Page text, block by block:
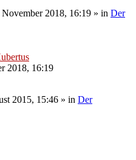
2018, 16:19 » in Der
2018, 16:19
2015, 15:46 » in Der